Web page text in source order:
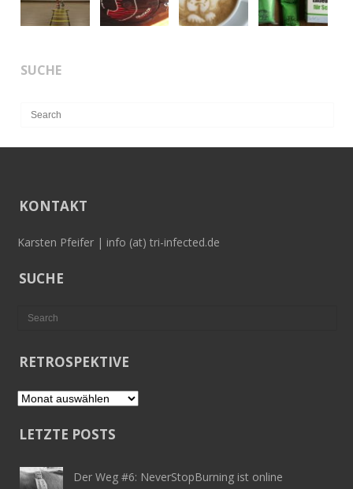
SUCHE
KONTAKT
Karsten Pfeifer | info (at) tri-infected.de
SUCHE
RETROSPEKTIVE
Retrospektive
LETZTE POSTS
Der Weg #6: NeverStopBurning ist online